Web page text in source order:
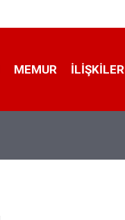
MEMUR İLIŞKILER